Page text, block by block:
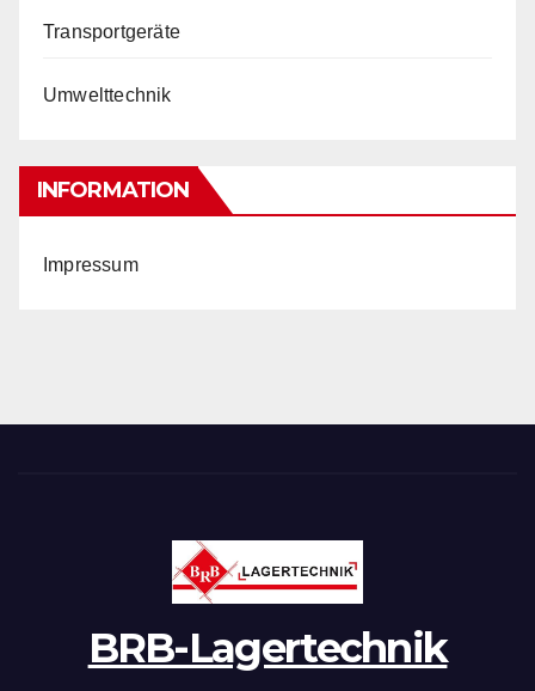
Transportgeräte
Umwelttechnik
INFORMATION
Impressum
BRB-Lagertechnik